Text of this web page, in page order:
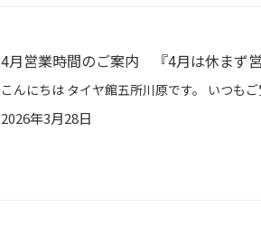
4月営業時間のご案内 『4月は休まず営
2026年3月28日